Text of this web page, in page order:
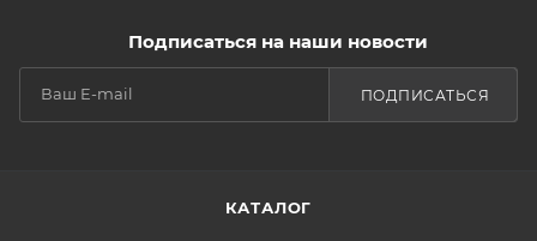
Подписаться на наши новости
ПОДПИСАТЬСЯ
КАТАЛОГ